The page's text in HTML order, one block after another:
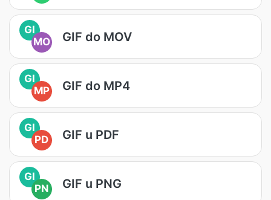
GI
MO
GIF do MOV
GI
MP
GIF do MP4
GI
PD
GIF u PDF
GI
PN
GIF u PNG